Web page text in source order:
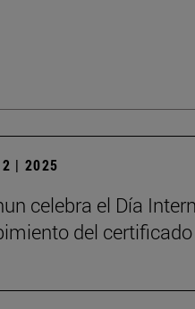
| 2025
celebra el Día
del